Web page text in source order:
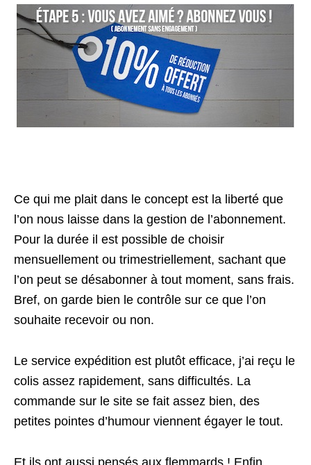
Ce qui me plait dans le concept est la liberté que
l’on nous laisse dans la gestion de l’abonnement.
Pour la durée il est possible de choisir
mensuellement ou trimestriellement, sachant que
l’on peut se désabonner à tout moment, sans frais.
Bref, on garde bien le contrôle sur ce que l’on
souhaite recevoir ou non.
Le service expédition est plutôt efficace, j’ai reçu le
colis assez rapidement, sans difficultés. La
commande sur le site se fait assez bien, des
petites pointes d’humour viennent égayer le tout.